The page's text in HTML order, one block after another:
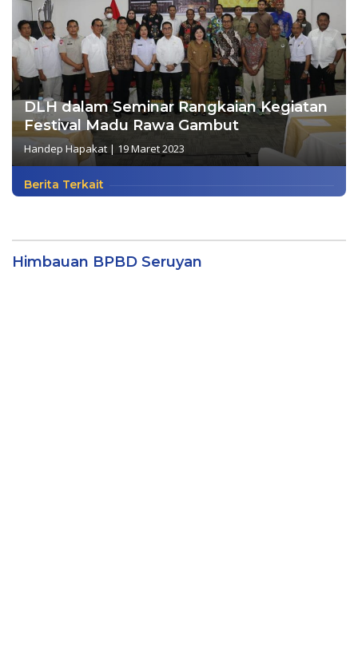
DLH dalam Seminar Rangkaian Kegiatan
Festival Madu Rawa Gambut
Handep Hapakat | 19 Maret 2023
Berita Terkait
Himbauan BPBD Seruyan